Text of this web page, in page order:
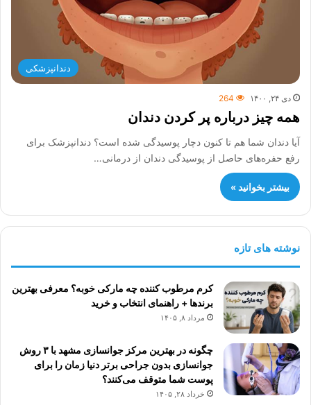
دندانپزشکی
دی ۲۴, ۱۴۰۰ 264
همه چیز درباره پر کردن دندان
آیا دندان شما هم تا کنون دچار پوسیدگی شده است؟ دندانپزشک برای
رفع حفره‌های حاصل از پوسیدگی دندان از درمانی…
بیشتر بخوانید »
نوشته های تازه
کرم مرطوب کننده چه مارکی خوبه؟ معرفی بهترین
برندها + راهنمای انتخاب و خرید
مرداد ۸, ۱۴۰۵
چگونه در بهترین مرکز جوانسازی مشهد با ۳ روش
جوانسازی بدون جراحی برتر دنیا زمان را برای
پوست شما متوقف می‌کنند؟
خرداد ۲۸, ۱۴۰۵